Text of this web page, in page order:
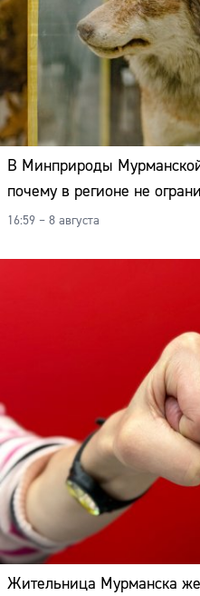
В Минприроды
почему в регионе не
16:59 – 8 августа
Жительница Мурманска